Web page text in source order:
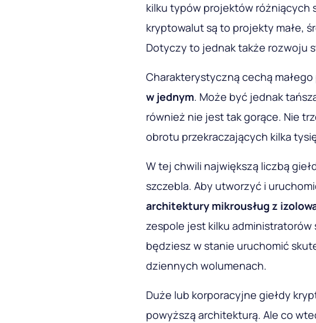
kilku typów projektów różniących
kryptowalut są to projekty małe,
Dotyczy to jednak także rozwoju
Charakterystyczną cechą
w jednym. Może być jednak
również nie jest tak gorące. Nie
obrotu przekraczających kilka
W tej chwili największą liczbą
szczebla. Aby utworzyć i
architektury mikrousług z
zespole jest kilku
będziesz w stanie uruchomić
dziennych wolumenach.
Duże lub korporacyjne giełdy
powyższą architekturą. Ale co